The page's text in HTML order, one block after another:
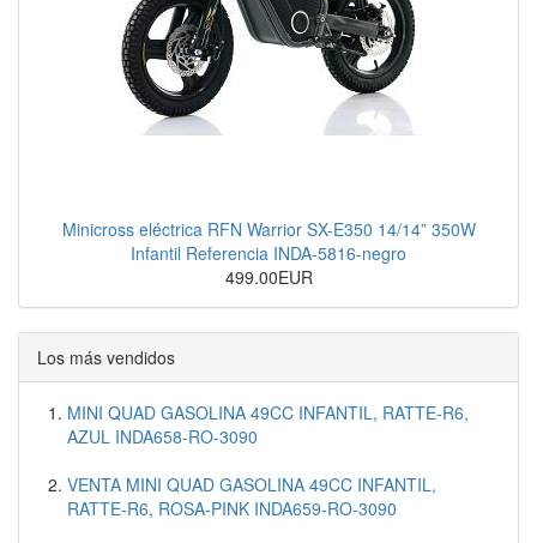
Minicross eléctrica RFN Warrior SX-E350 14/14” 350W
Infantil Referencia INDA-5816-negro
499.00EUR
Los más vendidos
MINI QUAD GASOLINA 49CC INFANTIL, RATTE-R6,
AZUL INDA658-RO-3090
VENTA MINI QUAD GASOLINA 49CC INFANTIL,
RATTE-R6, ROSA-PINK INDA659-RO-3090